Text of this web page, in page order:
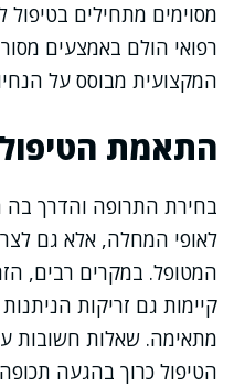
מסוימים מתחילים
רפואי הולם באמצעים
המקצועית מבוסס על
התאמת הטיפול
בחירת התרופה והדרך בה
לאופי המחלה, אלא גם
המטופל. במקרים רבים,
קיימות גם זריקות
מתאימה. שאלות חשובות
הטיפול כרוך בהגעה